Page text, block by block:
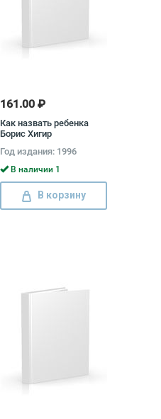
161.00 ₽
Как назвать ребенка
Борис Хигир
Год издания: 1996
В наличии 1
В корзину